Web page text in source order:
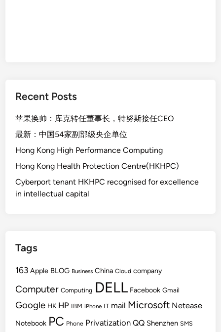
r
1
7
游
戏
笔
记
Recent Posts
苹果换帅：库克转任董事长，特努斯接任CEO
最新：中国54家副部级央企单位
Hong Kong High Performance Computing
Hong Kong Health Protection Centre(HKHPC)
Cyberport tenant HKHPC recognised for excellence
in intellectual capital
Tags
163 Apple BLOG Business China Cloud company
Computer Computing DELL Facebook Gmail
Google HK HP IBM iPhone IT mail Microsoft Netease
Notebook PC Phone Privatization QQ Shenzhen SMS